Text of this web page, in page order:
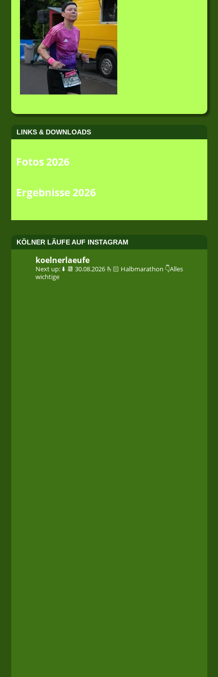
LINKS & DOWNLOADS
Fotos 2026
Ergebnisse 2026
KÖLNER LÄUFE AUF INSTAGRAM
koelnerlaeufe
Next up: ⬇️ 📆 30.08.2026 🫰🏻 Halbmarathon 👇Alles
wichtige